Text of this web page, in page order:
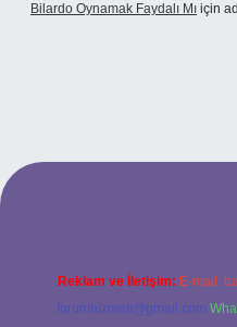
Bilardo Oynamak Faydalı Mı için
bahis sitesi
Reklam ve İletişim: E-mail:
forumhizmeti@gmail.com